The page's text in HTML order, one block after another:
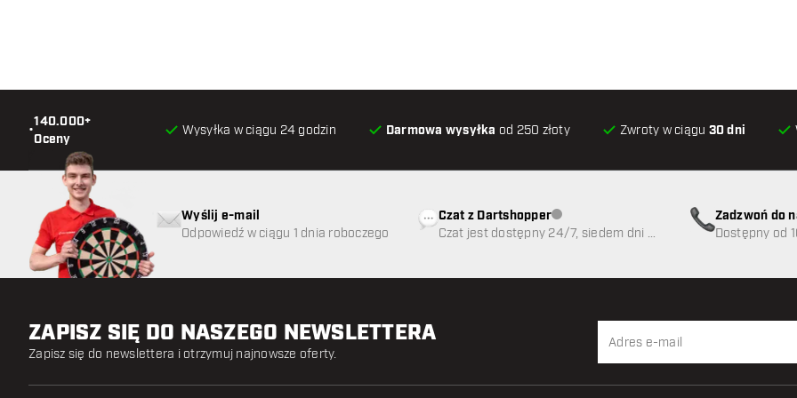
•
140.000+
Oceny
Wysyłka w ciągu 24 godzin Darmowa wysyłka od 250 złoty Zwroty w ciągu 30 dni
Wyślij e-mail
Odpowiedź w ciągu 1 dnia roboczego
Czat z DartshopperObsługa klienta niedostępna
Czat jest dostępny 24/7, siedem dni w
Zadzwoń do
89
Dostępny od
ZAPISZ SIĘ DO NASZEGO NEWSLETTERA
Zapisz się do newslettera i otrzymuj najnowsze oferty.